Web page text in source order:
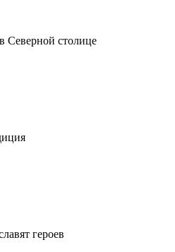
Северной столице
героев